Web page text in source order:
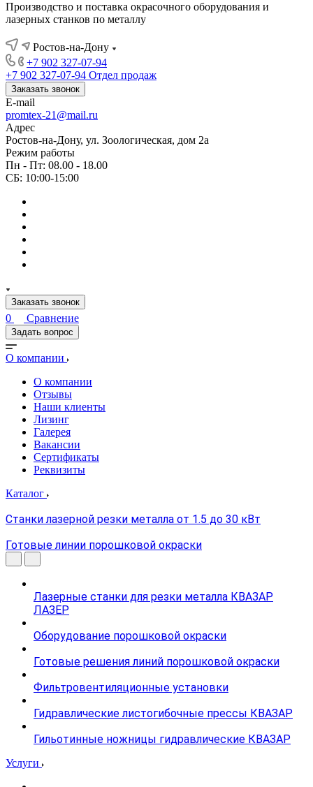
Производство и поставка окрасочного оборудования и
лазерных станков по металлу
Ростов-на-Дону
+7 902 327-07-94
+7 902 327-07-94 Отдел продаж
Заказать звонок
E-mail
promtex-21@mail.ru
Адрес
Ростов-на-Дону, ул. Зоологическая, дом 2а
Режим работы
Пн - Пт: 08.00 - 18.00
СБ: 10:00-15:00
Заказать звонок
0 Сравнение
Задать вопрос
О компании
О компании
Отзывы
Наши клиенты
Лизинг
Галерея
Вакансии
Сертификаты
Реквизиты
Каталог
Станки лазерной резки металла от 1.5 до 30 кВт
Готовые линии порошковой окраски
Лазерные станки для резки металла КВАЗАР
ЛАЗЕР
Оборудование порошковой окраски
Готовые решения линий порошковой окраски
Фильтровентиляционные установки
Гидравлические листогибочные прессы КВАЗАР
Гильотинные ножницы гидравлические КВАЗАР
Услуги